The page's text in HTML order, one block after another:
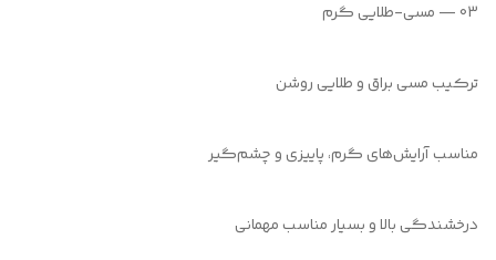
03 — مسی-طلایی گرم
ترکیب مسی براق و طلایی روشن
مناسب آرایش‌های گرم، پاییزی و چشم‌گیر
درخشندگی بالا و بسیار مناسب مهمانی